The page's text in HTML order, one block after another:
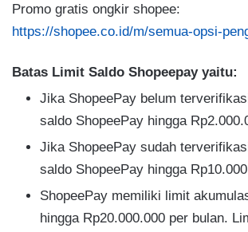
Promo gratis ongkir shopee:
https://shopee.co.id/m/semua-opsi-
Batas Limit Saldo Shopeepay yaitu:
Jika ShopeePay belum
saldo ShopeePay hingga
Jika ShopeePay sudah
saldo ShopeePay hingga
ShopeePay memiliki limit
hingga Rp20.000.000 per bulan.